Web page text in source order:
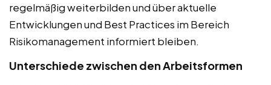
regelmäßig weiterbilden und über aktuelle
Entwicklungen und Best Practices im Bereich
Risikomanagement informiert bleiben.
Unterschiede zwischen den Arbeitsformen